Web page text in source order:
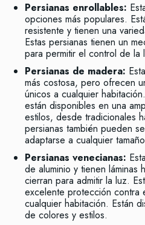
Persianas enrollables:
opciones más populares.
resistente y tienen una
Estas persianas tienen un
para permitir el control de
Persianas de madera:
más costosa, pero ofrecen
únicos a cualquier
están disponibles en una
estilos, desde tradicionales
persianas también pueden
adaptarse a cualquier
Persianas venecianas:
de aluminio y tienen
cierran para admitir la luz.
excelente protección contra
cualquier habitación. Están
de colores y estilos.